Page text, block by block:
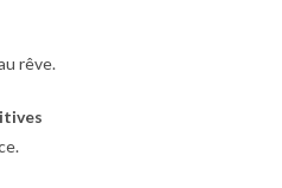
rêve.